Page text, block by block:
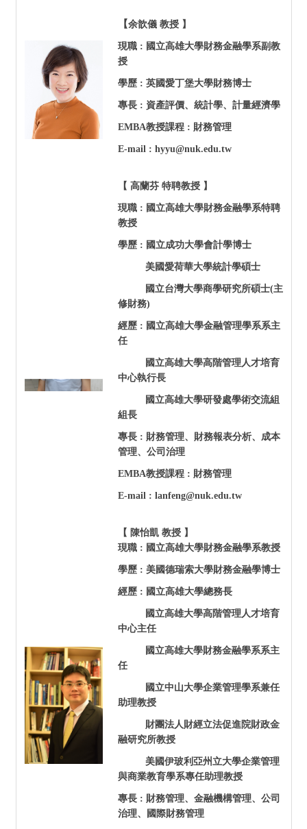
【余歆儀 教授】
現職 : 國立高雄大學財務金融學系副教
授
學歷 : 英國愛丁堡大學財務博士
專長 : 資產評價、統計學、計量經濟學
EMBA教授課程 : 財務管理
E-mail : hyyu@nuk.edu.tw
【 高蘭芬 特聘教授 】
現職 : 國立高雄大學財務金融學系特聘
教授
學歷 : 國立成功大學會計學博士
美國愛荷華大學統計學碩士
國立台灣大學商學研究所碩士(主
修財務)
經歷 : 國立高雄大學金融管理學系系主
任
國立高雄大學高階管理人才培育
中心執行長
國立高雄大學研發處學術交流組
組長
專長 : 財務管理、財務報表分析、成本
管理、公司治理
EMBA教授課程 : 財務管理
E-mail : lanfeng@nuk.edu.tw
【 陳怡凱 教授 】
現職 : 國立高雄大學財務金融學系教授
學歷 : 美國德瑞索大學財務金融學博士
經歷 : 國立高雄大學總務長
國立高雄大學高階管理人才培育
中心主任
國立高雄大學財務金融學系系主
任
國立中山大學企業管理學系兼任
助理教授
財團法人財經立法促進院財政金
融研究所教授
美國伊玻利亞州立大學企業管理
與商業教育學系專任助理教授
專長 : 財務管理、金融機構管理、公司
治理、國際財務管理